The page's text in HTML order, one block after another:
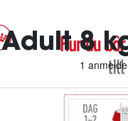
8
afbalanceret